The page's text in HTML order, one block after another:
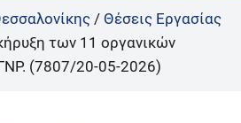
/ Θέσεις Εργασίας
των 11 οργανικών
(7807/20-05-2026)